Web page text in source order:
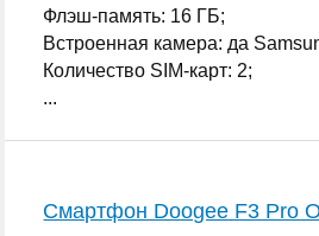
Флэш-память: 16 ГБ;
Встроенная камера: да
Количество SIM-карт: 2;
...
Смартфон Doogee F3 Pro